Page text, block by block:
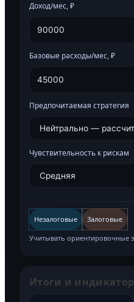
Доход/мес, ₽
Базовые расходы/мес, ₽
Предпочитаемая стратегия
Чувствительность к рискам
Незалоговые Залоговые
Учитывать ориентировочные
Итоги и